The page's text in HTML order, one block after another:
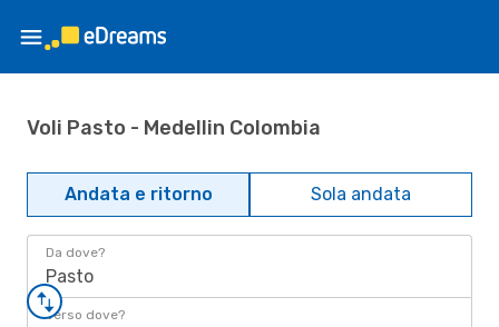
Voli Pasto - Medellin Colombia
Andata e ritorno Sola andata
Da dove?
Pasto
Verso dove?